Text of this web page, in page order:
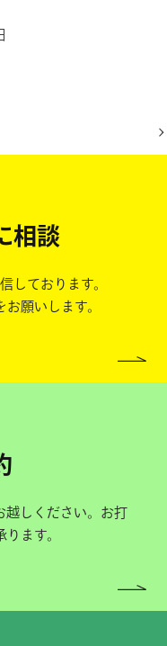
相談
しております。
願いします。
越しください。お打
ます。